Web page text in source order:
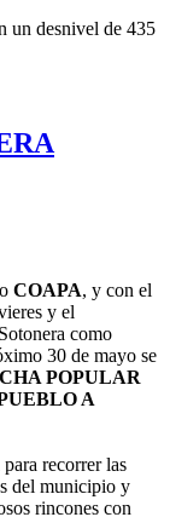
un desnivel de 435
COAPA, y con el
y el
como
30 de mayo se
POPULAR
A
recorrer las
del municipio y
rincones con